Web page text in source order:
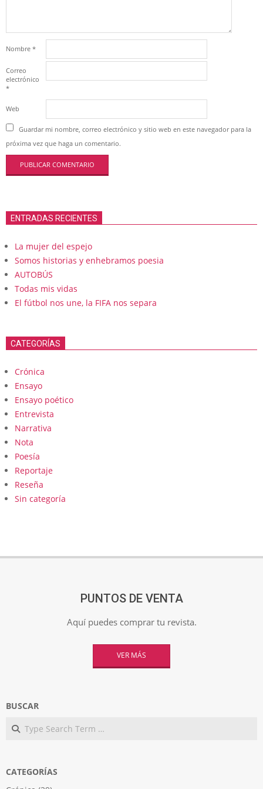
Nombre *
Correo
electrónico
*
Web
Guardar mi nombre, correo electrónico y sitio web en este navegador para la
próxima vez que haga un comentario.
ENTRADAS RECIENTES
La mujer del espejo
Somos historias y enhebramos poesia
AUTOBÚS
Todas mis vidas
El fútbol nos une, la FIFA nos separa
CATEGORÍAS
Crónica
Ensayo
Ensayo poético
Entrevista
Narrativa
Nota
Poesía
Reportaje
Reseña
Sin categoría
PUNTOS DE VENTA
Aquí puedes comprar tu revista.
VER MÁS
BUSCAR
Search
CATEGORÍAS